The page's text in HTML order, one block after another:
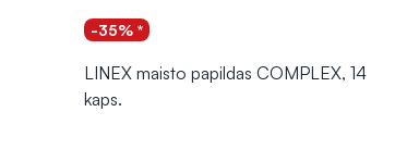
-35% *
LINEX maisto papildas COMPLEX, 14
kaps.